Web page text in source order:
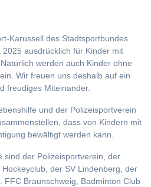
Karussell des Stadtsportbundes
2025 ausdrücklich für Kinder mit
werden auch Kinder ohne
Wir freuen uns deshalb auf ein
freudiges Miteinander.
und der Polizeisportverein
dass von Kindern mit
bewältigt werden kann.
sind der Polizeisportverein, der
der SV Lindenberg, der
FFC Braunschweig, Badminton Club